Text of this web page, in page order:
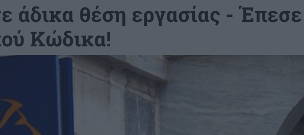
άδικα θέση εργασίας -
Κώδικα!